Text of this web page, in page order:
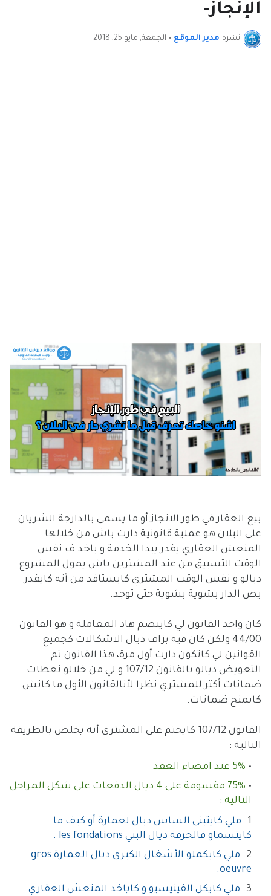
الإنجاز-
نشره مدير الموقع • الجمعة, مايو 25, 2018
بيع العقار في طور الانجاز أو ما يسمى بالدارجة الشريان
على البلان هو عملية قانونية دارت باش من خلالها
المنعش العقاري يقدر يبدا الخدمة و ياخد ف نفس
الوقت التسبيق من عند المشترين باش يمول المشروع
ديالو و نفس الوقت المشتري كايستافد من أنه كايقدر
يص الدار بشوية بشوية حتى توجد.
كان واحد القانون لي كاينضم هاد المعاملة و هو القانون
44/00 ولكن كان فيه بزاف ديال الاشكالات كجميع
القوانين لي كاتكون دارت أول مرة، هذا القانون تم
التعويض ديالو بالقانون 107/12 و لي من خلالو نعطات
ضمانات أكثر للمشتري نظرا لأنالقانون الأول ما كانش
كايمنح ضمانات.
القانون 107/12 كايحتم على المشتري أنه يخلص بالطريقة
التالية :
5% عند امضاء العقد
75% مقسومة على 4 ديال الدفعات على شكل المراحل
التالية :
ملي كايتبنى الساس ديال لعمارة أو كيف ما
كايتسماو فالحرفة ديال البني les fondations .
ملي كايكملو الأشغال الكبرى ديال العمارة gros
oeuvre.
ملي كايكل الفينيسيو و كاياخد المنعش العقاري